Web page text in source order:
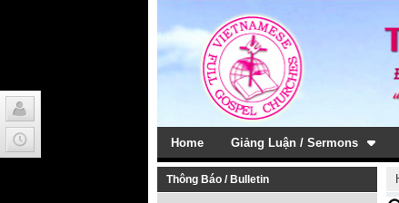
Home Giảng Luận / Sermons
Thông Báo / Bulletin